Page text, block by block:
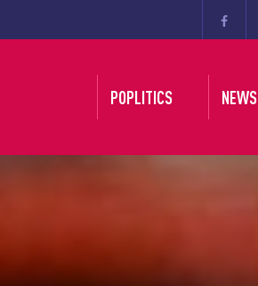
POPLITICS NEWS